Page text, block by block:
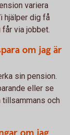
variera
hjälper dig få
via jobbet.
om jag är
sin pension.
eller se
tillsammans och